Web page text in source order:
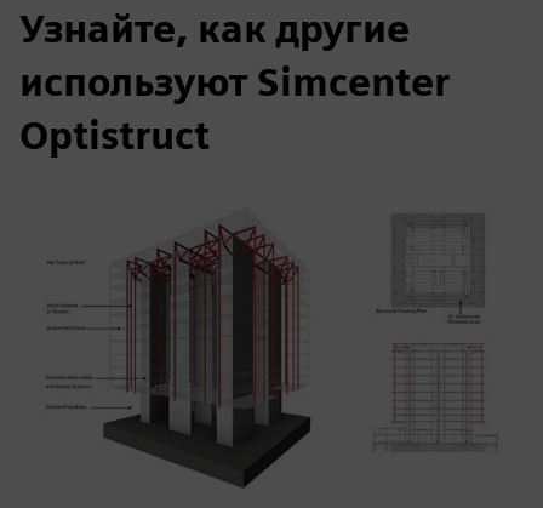
Узнайте, как другие
используют Simcenter
Optistruct